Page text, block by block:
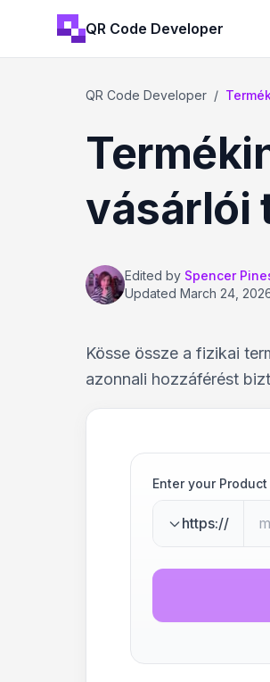
QR Code Developer
QR Code Developer /
vásárlói
Edited by Spencer
Updated March 24,
Kösse össze a fizikai
azonnali hozzáférést
Enter your
https://